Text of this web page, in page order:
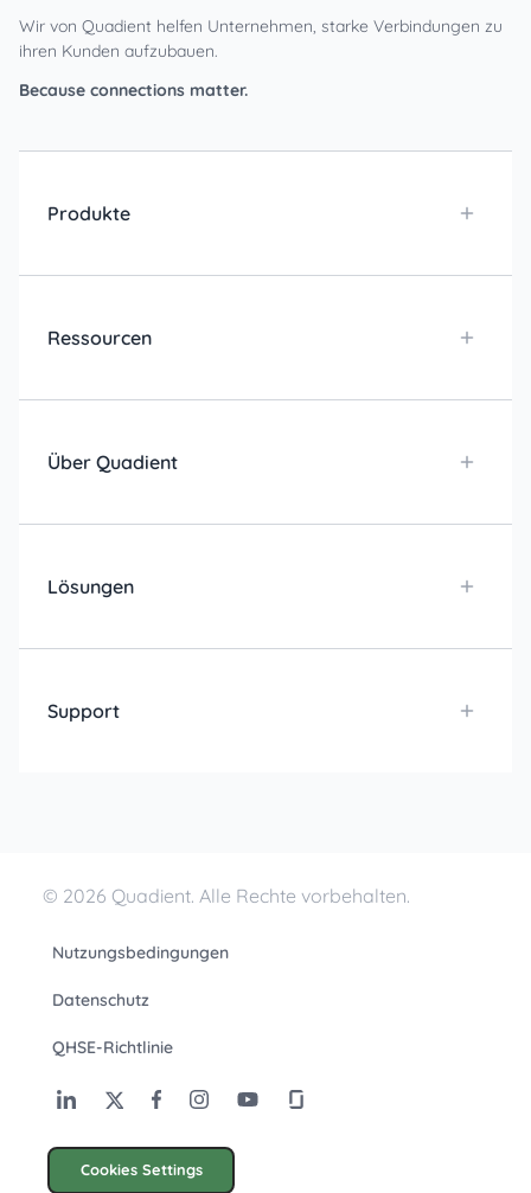
Wir von Quadient helfen Unternehmen, starke Verbindungen zu
ihren Kunden aufzubauen.
Because connections matter.
Produkte
Ressourcen
Über Quadient
Lösungen
Support
© 2026 Quadient. Alle Rechte vorbehalten.
Nutzungsbedingungen
Datenschutz
QHSE-Richtlinie
Cookies Settings